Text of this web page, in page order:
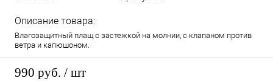
Описание товара:
Влагозащитный плащ с застежкой на молнии, с клапаном против
ветра и капюшоном.
990 руб. / шт